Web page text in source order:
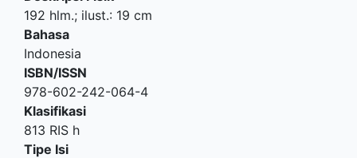
192 hlm.; ilust.: 19 cm
Bahasa
Indonesia
ISBN/ISSN
978-602-242-064-4
Klasifikasi
813 RIS h
Tipe Isi